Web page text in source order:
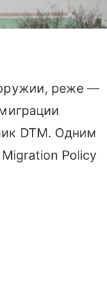
оружии, реже —
DTM. Одним
Policy